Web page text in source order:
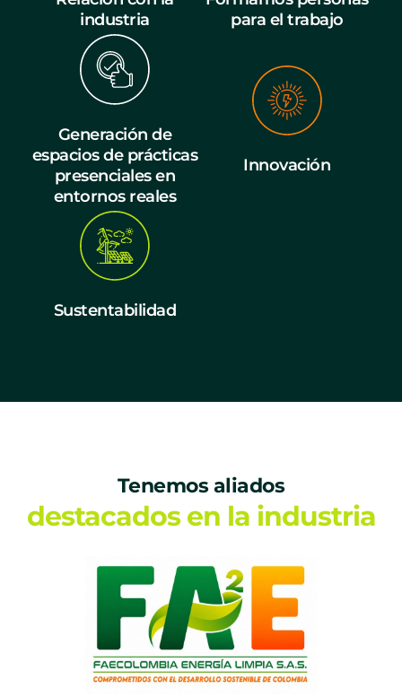
industria
para el trabajo
Generación de
espacios de prácticas
presenciales en
entornos reales
Innovación
Sustentabilidad
Tenemos aliados
destacados en la industria